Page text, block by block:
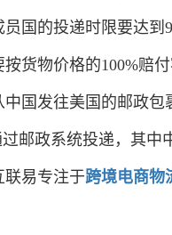
国的投递时限要达到
货物价格的100%赔
国发往美国的邮政包
邮政系统投递，其中
联易专注于跨境电商物